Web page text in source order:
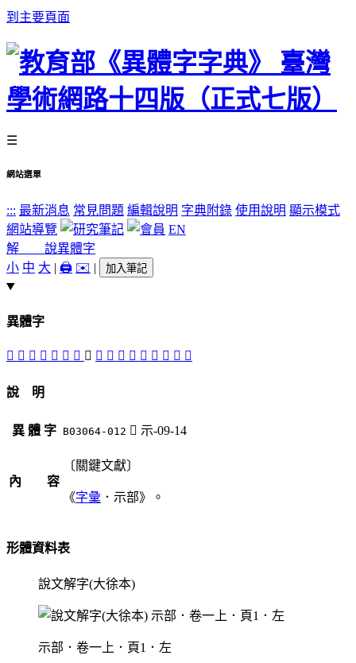
到主要頁面
☰
網站選單
::: 最新消息 常見問題 編輯說明 字典附錄 使用說明 顯示模式
網站導覽
EN
解 說異體字
小 中 大 | 🖨️ ✉️ | 加入筆記
異體字
𠖦 󸌍 𡫚 󸌏 𡫻 㮒 䄄 󸌋 󸌈 󸌊 󸌌 𥛛 𥛡 󸌎 𥛿 󸌉 󸌐
說 明
異 體 字 B03064-012 󸌋 示-09-14
內 容
〔關鍵文獻〕
《字彙 ．示部》。
形體資料表
說文解字(大徐本)
示部．卷一上．頁1．左